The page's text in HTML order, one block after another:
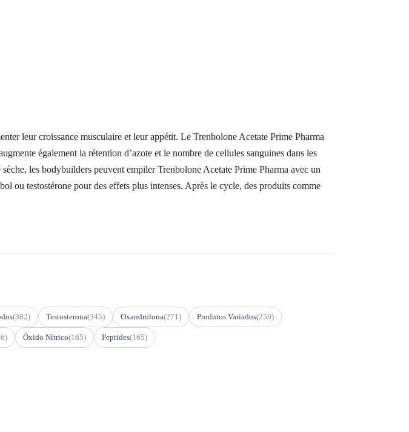
leur croissance musculaire et leur appétit. Le Trenbolone Acetate Prime Pharma
également la rétention d’azote et le nombre de cellules sanguines dans les
les bodybuilders peuvent empiler Trenbolone Acetate Prime Pharma avec un
ou testostérone pour des effets plus intenses. Après le cycle, des produits comme
(382) Testosterona(345) Oxandrolona(271) Produtos Variados(259)
Óxido Nítrico(165) Peptides(165)